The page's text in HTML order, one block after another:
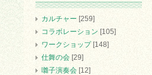
カルチャー [259]
コラボレーション [105]
ワークショップ[148]
仕舞の会 [29]
囃子演奏会 [12]